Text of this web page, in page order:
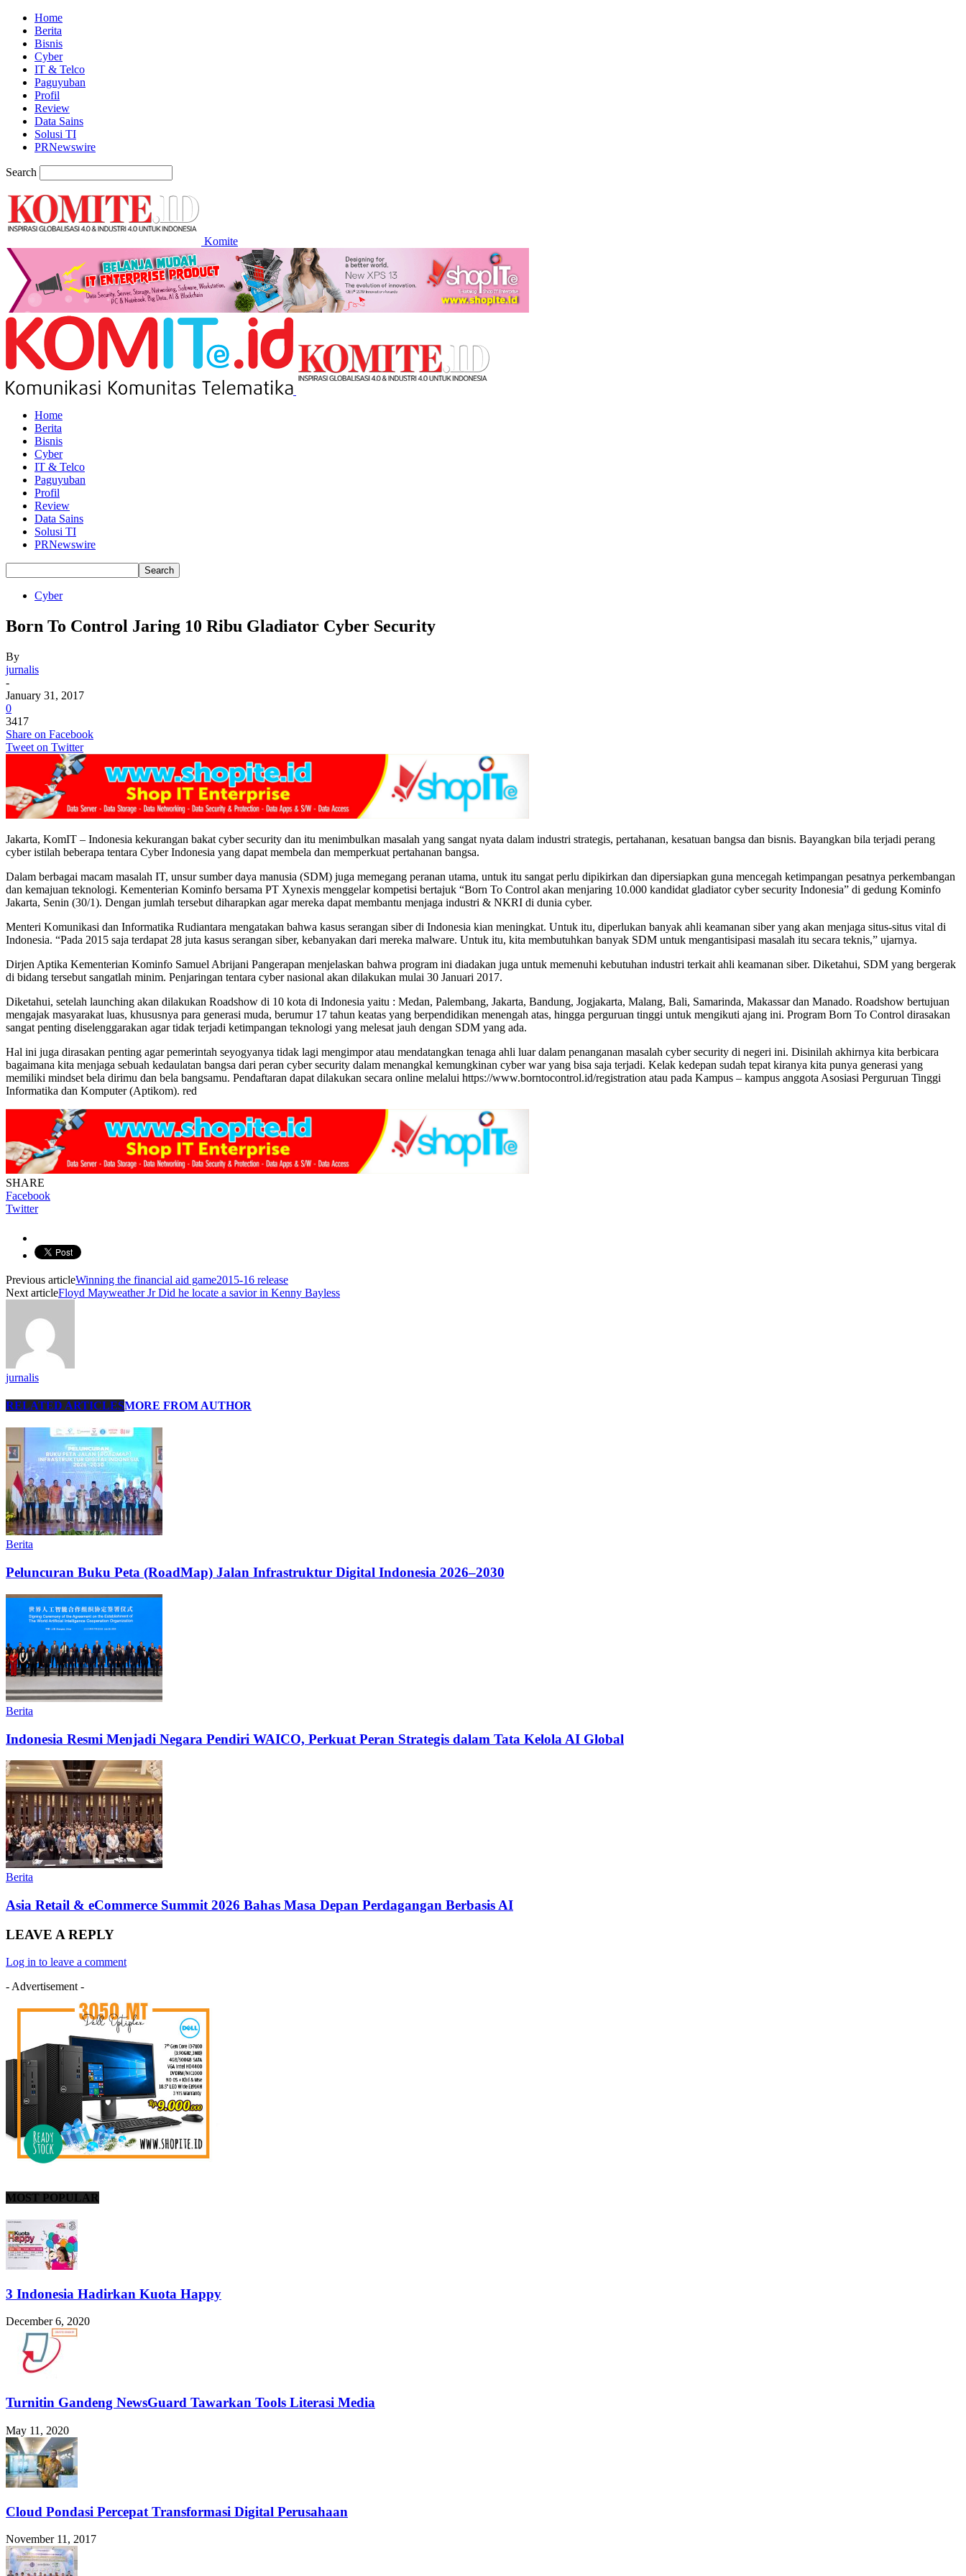
Home
Berita
Bisnis
Cyber
IT & Telco
Paguyuban
Profil
Review
Data Sains
Solusi TI
PRNewswire
Search
Komite
Home
Berita
Bisnis
Cyber
IT & Telco
Paguyuban
Profil
Review
Data Sains
Solusi TI
PRNewswire
Cyber
Born To Control Jaring 10 Ribu Gladiator Cyber Security
By
jurnalis
-
January 31, 2017
0
3417
Share on Facebook
Tweet on Twitter
Jakarta, KomIT – Indonesia kekurangan bakat cyber security dan itu menimbulkan masalah yang sangat nyata dalam industri strategis, pertahanan, kesatuan bangsa dan bisnis. Bayangkan bila terjadi perang
cyber istilah beberapa tentara Cyber Indonesia yang dapat membela dan memperkuat pertahanan bangsa.
Dalam berbagai macam masalah IT, unsur sumber daya manusia (SDM) juga memegang peranan utama, untuk itu sangat perlu dipikirkan dan dipersiapkan guna mencegah ketimpangan pesatnya perkembangan
dan kemajuan teknologi. Kementerian Kominfo bersama PT Xynexis menggelar kompetisi bertajuk “Born To Control akan menjaring 10.000 kandidat gladiator cyber security Indonesia” di gedung Kominfo
Jakarta, Senin (30/1). Dengan jumlah tersebut diharapkan agar mereka dapat membantu menjaga industri & NKRI di dunia cyber.
Menteri Komunikasi dan Informatika Rudiantara mengatakan bahwa kasus serangan siber di Indonesia kian meningkat. Untuk itu, diperlukan banyak ahli keamanan siber yang akan menjaga situs-situs vital di
Indonesia. “Pada 2015 saja terdapat 28 juta kasus serangan siber, kebanyakan dari mereka malware. Untuk itu, kita membutuhkan banyak SDM untuk mengantisipasi masalah itu secara teknis,” ujarnya.
Dirjen Aptika Kementerian Kominfo Samuel Abrijani Pangerapan menjelaskan bahwa program ini diadakan juga untuk memenuhi kebutuhan industri terkait ahli keamanan siber. Diketahui, SDM yang bergerak
di bidang tersebut sangatlah minim. Penjaringan tentara cyber nasional akan dilakukan mulai 30 Januari 2017.
Diketahui, setelah launching akan dilakukan Roadshow di 10 kota di Indonesia yaitu : Medan, Palembang, Jakarta, Bandung, Jogjakarta, Malang, Bali, Samarinda, Makassar dan Manado. Roadshow bertujuan
mengajak masyarakat luas, khususnya para generasi muda, berumur 17 tahun keatas yang berpendidikan menengah atas, hingga perguruan tinggi untuk mengikuti ajang ini. Program Born To Control dirasakan
sangat penting diselenggarakan agar tidak terjadi ketimpangan teknologi yang melesat jauh dengan SDM yang ada.
Hal ini juga dirasakan penting agar pemerintah seyogyanya tidak lagi mengimpor atau mendatangkan tenaga ahli luar dalam penanganan masalah cyber security di negeri ini. Disinilah akhirnya kita berbicara
bagaimana kita menjaga sebuah kedaulatan bangsa dari peran cyber security dalam menangkal kemungkinan cyber war yang bisa saja terjadi. Kelak kedepan sudah tepat kiranya kita punya generasi yang
memiliki mindset bela dirimu dan bela bangsamu. Pendaftaran dapat dilakukan secara online melalui https://www.borntocontrol.id/registration atau pada Kampus – kampus anggota Asosiasi Perguruan Tinggi
Informatika dan Komputer (Aptikom). red
SHARE
Facebook
Twitter
Previous articleWinning the financial aid game2015-16 release
Next articleFloyd Mayweather Jr Did he locate a savior in Kenny Bayless
jurnalis
RELATED ARTICLESMORE FROM AUTHOR
Berita
Peluncuran Buku Peta (RoadMap) Jalan Infrastruktur Digital Indonesia 2026–2030
Berita
Indonesia Resmi Menjadi Negara Pendiri WAICO, Perkuat Peran Strategis dalam Tata Kelola AI Global
Berita
Asia Retail & eCommerce Summit 2026 Bahas Masa Depan Perdagangan Berbasis AI
LEAVE A REPLY
Log in to leave a comment
- Advertisement -
MOST POPULAR
3 Indonesia Hadirkan Kuota Happy
December 6, 2020
Turnitin Gandeng NewsGuard Tawarkan Tools Literasi Media
May 11, 2020
Cloud Pondasi Percepat Transformasi Digital Perusahaan
November 11, 2017